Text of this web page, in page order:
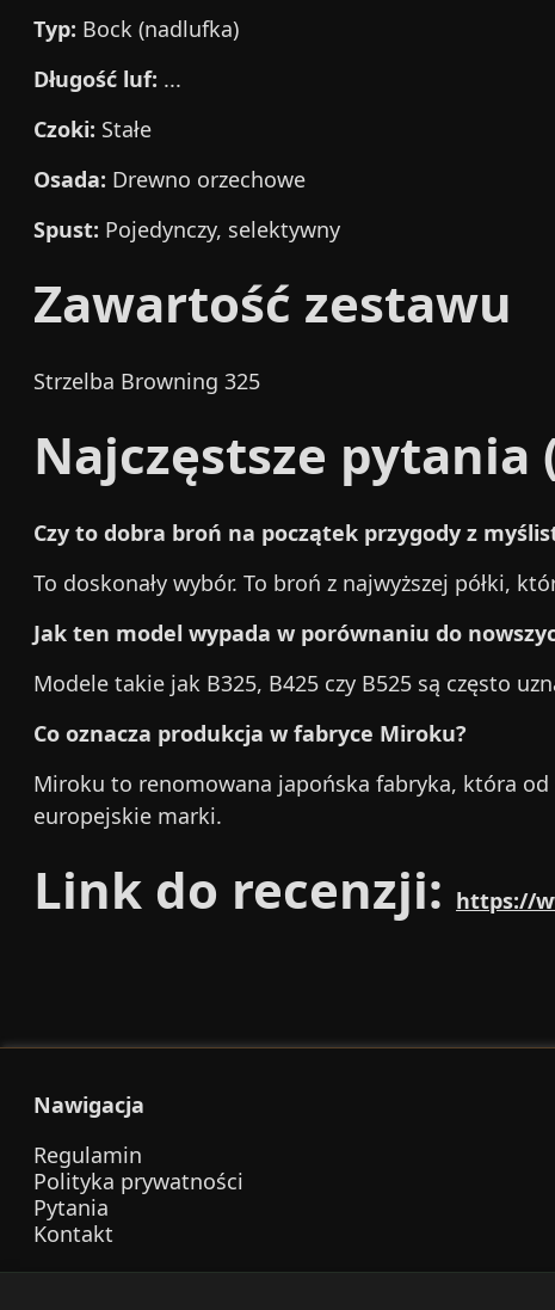
Typ: Bock (nadlufka)
Długość luf: ...
Czoki: Stałe
Osada: Drewno orzechowe
Spust: Pojedynczy, selektywny
Zawartość zestawu
Strzelba Browning 325
Najczęstsze pytania
Czy to dobra broń na początek przygody z
To doskonały wybór. To broń z najwyższej półki,
Jak ten model wypada w porównaniu do
Modele takie jak B325, B425 czy B525 są często
Co oznacza produkcja w fabryce Miroku?
Miroku to renomowana japońska fabryka, która
europejskie marki.
Link do recenzji: https://
Nawigacja
Regulamin
Polityka prywatności
Pytania
Kontakt